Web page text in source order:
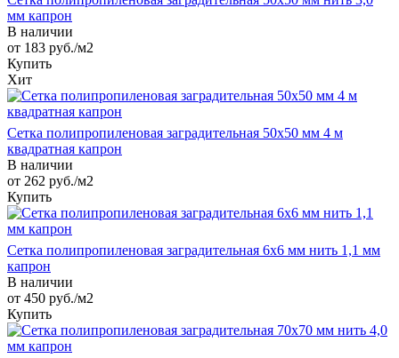
мм капрон
В наличии
от 183 руб./м2
Купить
Хит
Сетка полипропиленовая заградительная 50х50 мм 4 м
квадратная капрон
В наличии
от 262 руб./м2
Купить
Сетка полипропиленовая заградительная 6х6 мм нить 1,1 мм
капрон
В наличии
от 450 руб./м2
Купить